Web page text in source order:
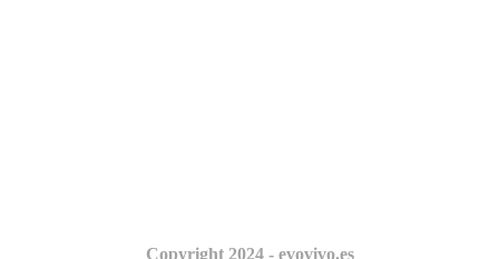
Copyright 2024 - evovivo.es